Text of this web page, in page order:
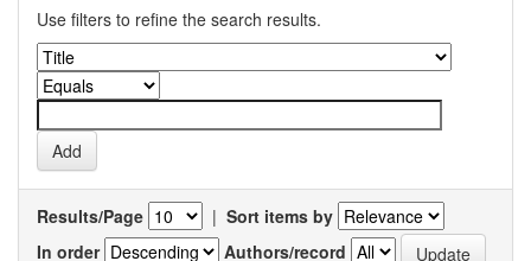
Use filters to refine the search results.
Results/Page | Sort items by
In order
Authors/record